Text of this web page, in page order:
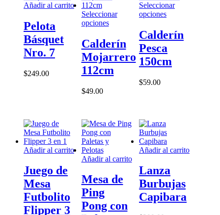
Añadir al carrito
Pelota
Básquet
Nro. 7
$249.00
Seleccionar
opcionesEste
tiene
múltiples
variantes.
opciones
la
página
de
producto
Calderín
Mojarrero
112cm
$49.00
Seleccionar
opcionesEste
tiene
múltiples
variantes.
opciones
producto
Calderín
Pesca
150cm
$59.00
Añadir al carrito
Juego de
Mesa
Futbolito
Flipper 3
Añadir al carrito
Mesa de
Ping
Pong con
Añadir al carrito
Lanza
Burbujas
Capibara